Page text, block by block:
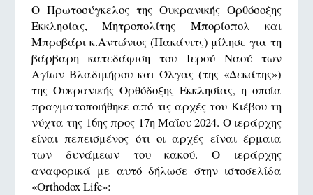
Ο Πρωτοσύγκελος της Ουκρανικής Ορθόσοξης
Εκκλησίας, Μητροπολίτης Μπορίσπολ και
Μπροβάρι κ.Αντώνιος (Πακάνιτς) μίλησε για τη
βάρβαρη κατεδάφιση του Ιερού Ναού των
Αγίων Βλαδιμήρου και Όλγας (της «Δεκάτης»)
της Ουκρανικής Ορθόδοξης Εκκλησίας, η οποία
πραγματοποιήθηκε από τις αρχές του Κιέβου τη
νύχτα της 16ης προς 17η Μαΐου 2024. Ο ιεράρχης
είναι πεπεισμένος ότι οι αρχές είναι έρμαια
των δυνάμεων του κακού. Ο ιεράρχης
αναφορικά με αυτό δήλωσε στην ιστοσελίδα
«Orthodox Life»: